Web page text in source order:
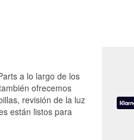
a lo largo de los
ofrecemos
revisión de la luz
están listos para